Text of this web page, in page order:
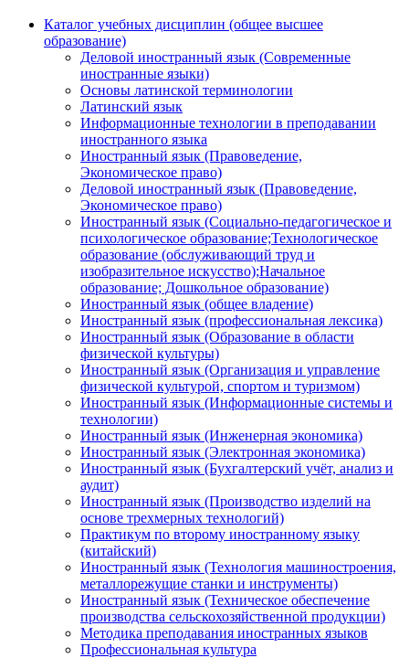
Каталог учебных дисциплин (общее высшее
образование)
Деловой иностранный язык (Современные
иностранные языки)
Основы латинской терминологии
Латинский язык
Информационные технологии в преподавании
иностранного языка
Иностранный язык (Правоведение,
Экономическое право)
Деловой иностранный язык (Правоведение,
Экономическое право)
Иностранный язык (Социально-педагогическое и
психологическое образование;Технологическое
образование (обслуживающий труд и
изобразительное искусство);Начальное
образование; Дошкольное образование)
Иностранный язык (общее владение)
Иностранный язык (профессиональная лексика)
Иностранный язык (Образование в области
физической культуры)
Иностранный язык (Организация и управление
физической культурой, спортом и туризмом)
Иностранный язык (Информационные системы и
технологии)
Иностранный язык (Инженерная экономика)
Иностранный язык (Электронная экономика)
Иностранный язык (Бухгалтерский учёт, анализ и
аудит)
Иностранный язык (Производство изделий на
основе трехмерных технологий)
Практикум по второму иностранному языку
(китайский)
Иностранный язык (Технология машиностроения,
металлорежущие станки и инструменты)
Иностранный язык (Техническое обеспечение
производства сельскохозяйственной продукции)
Методика преподавания иностранных языков
Профессиональная культура